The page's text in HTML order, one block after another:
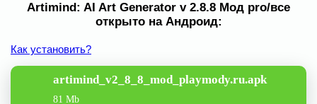
Artimind: AI Art Generator v 2.8.8 Мод pro/все
открыто на Андроид:
Как установить?
artimind_v2_8_8_mod_playmody.ru.apk
81 Mb